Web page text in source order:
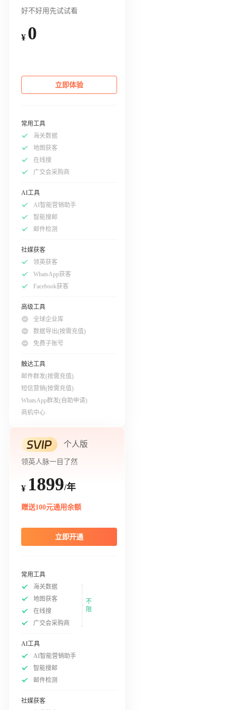
好不好用先试试看
¥ 0
立即体验
常用工具
海关数据
地图获客
在线搜
广交会采购商
AI工具
AI智能营销助手
智能搜邮
邮件检测
社媒获客
领英获客
WhatsApp获客
Facebook获客
高级工具
全球企业库
数据导出(按需充值)
免费子账号
触达工具
邮件群发(按需充值)
短信营销(按需充值)
WhatsApp群发(自助申请)
商机中心
个人版
领英人脉一目了然
¥ 1899/年
赠送100元通用余额
立即开通
常用工具
海关数据
地图获客
在线搜
广交会采购商
不
限
AI工具
AI智能营销助手
智能搜邮
邮件检测
社媒获客